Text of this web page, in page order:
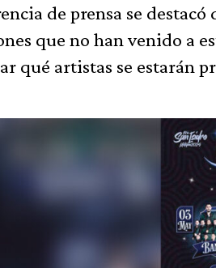
de prensa se
que no han venido a
qué artistas se estarán